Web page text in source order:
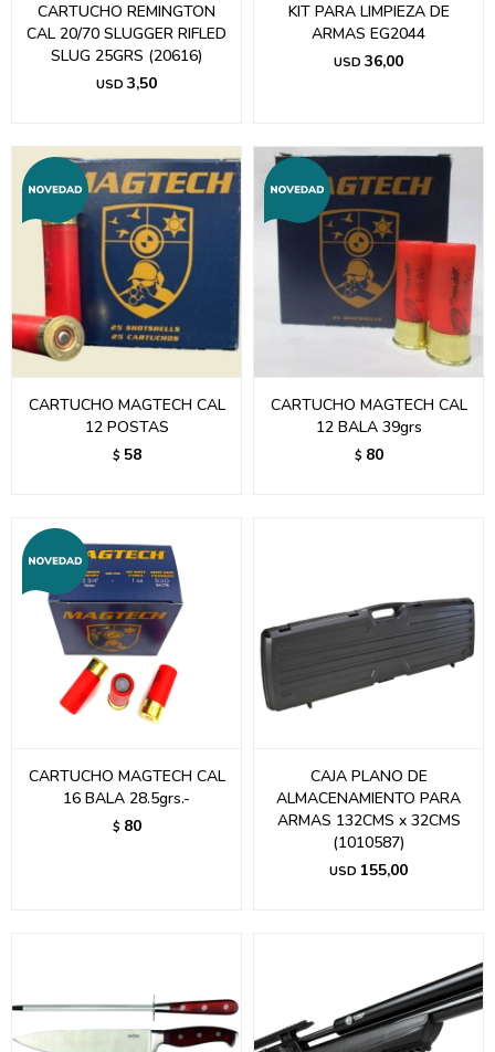
CARTUCHO REMINGTON
CAL 20/70 SLUGGER RIFLED
SLUG 25GRS (20616)
USD 3,50
KIT PARA LIMPIEZA DE
ARMAS EG2044
USD 36,00
CARTUCHO MAGTECH CAL
12 POSTAS
$ 58
CARTUCHO MAGTECH CAL
12 BALA 39grs
$ 80
CARTUCHO MAGTECH CAL
16 BALA 28.5grs.-
$ 80
CAJA PLANO DE
ALMACENAMIENTO PARA
ARMAS 132CMS x 32CMS
(1010587)
USD 155,00